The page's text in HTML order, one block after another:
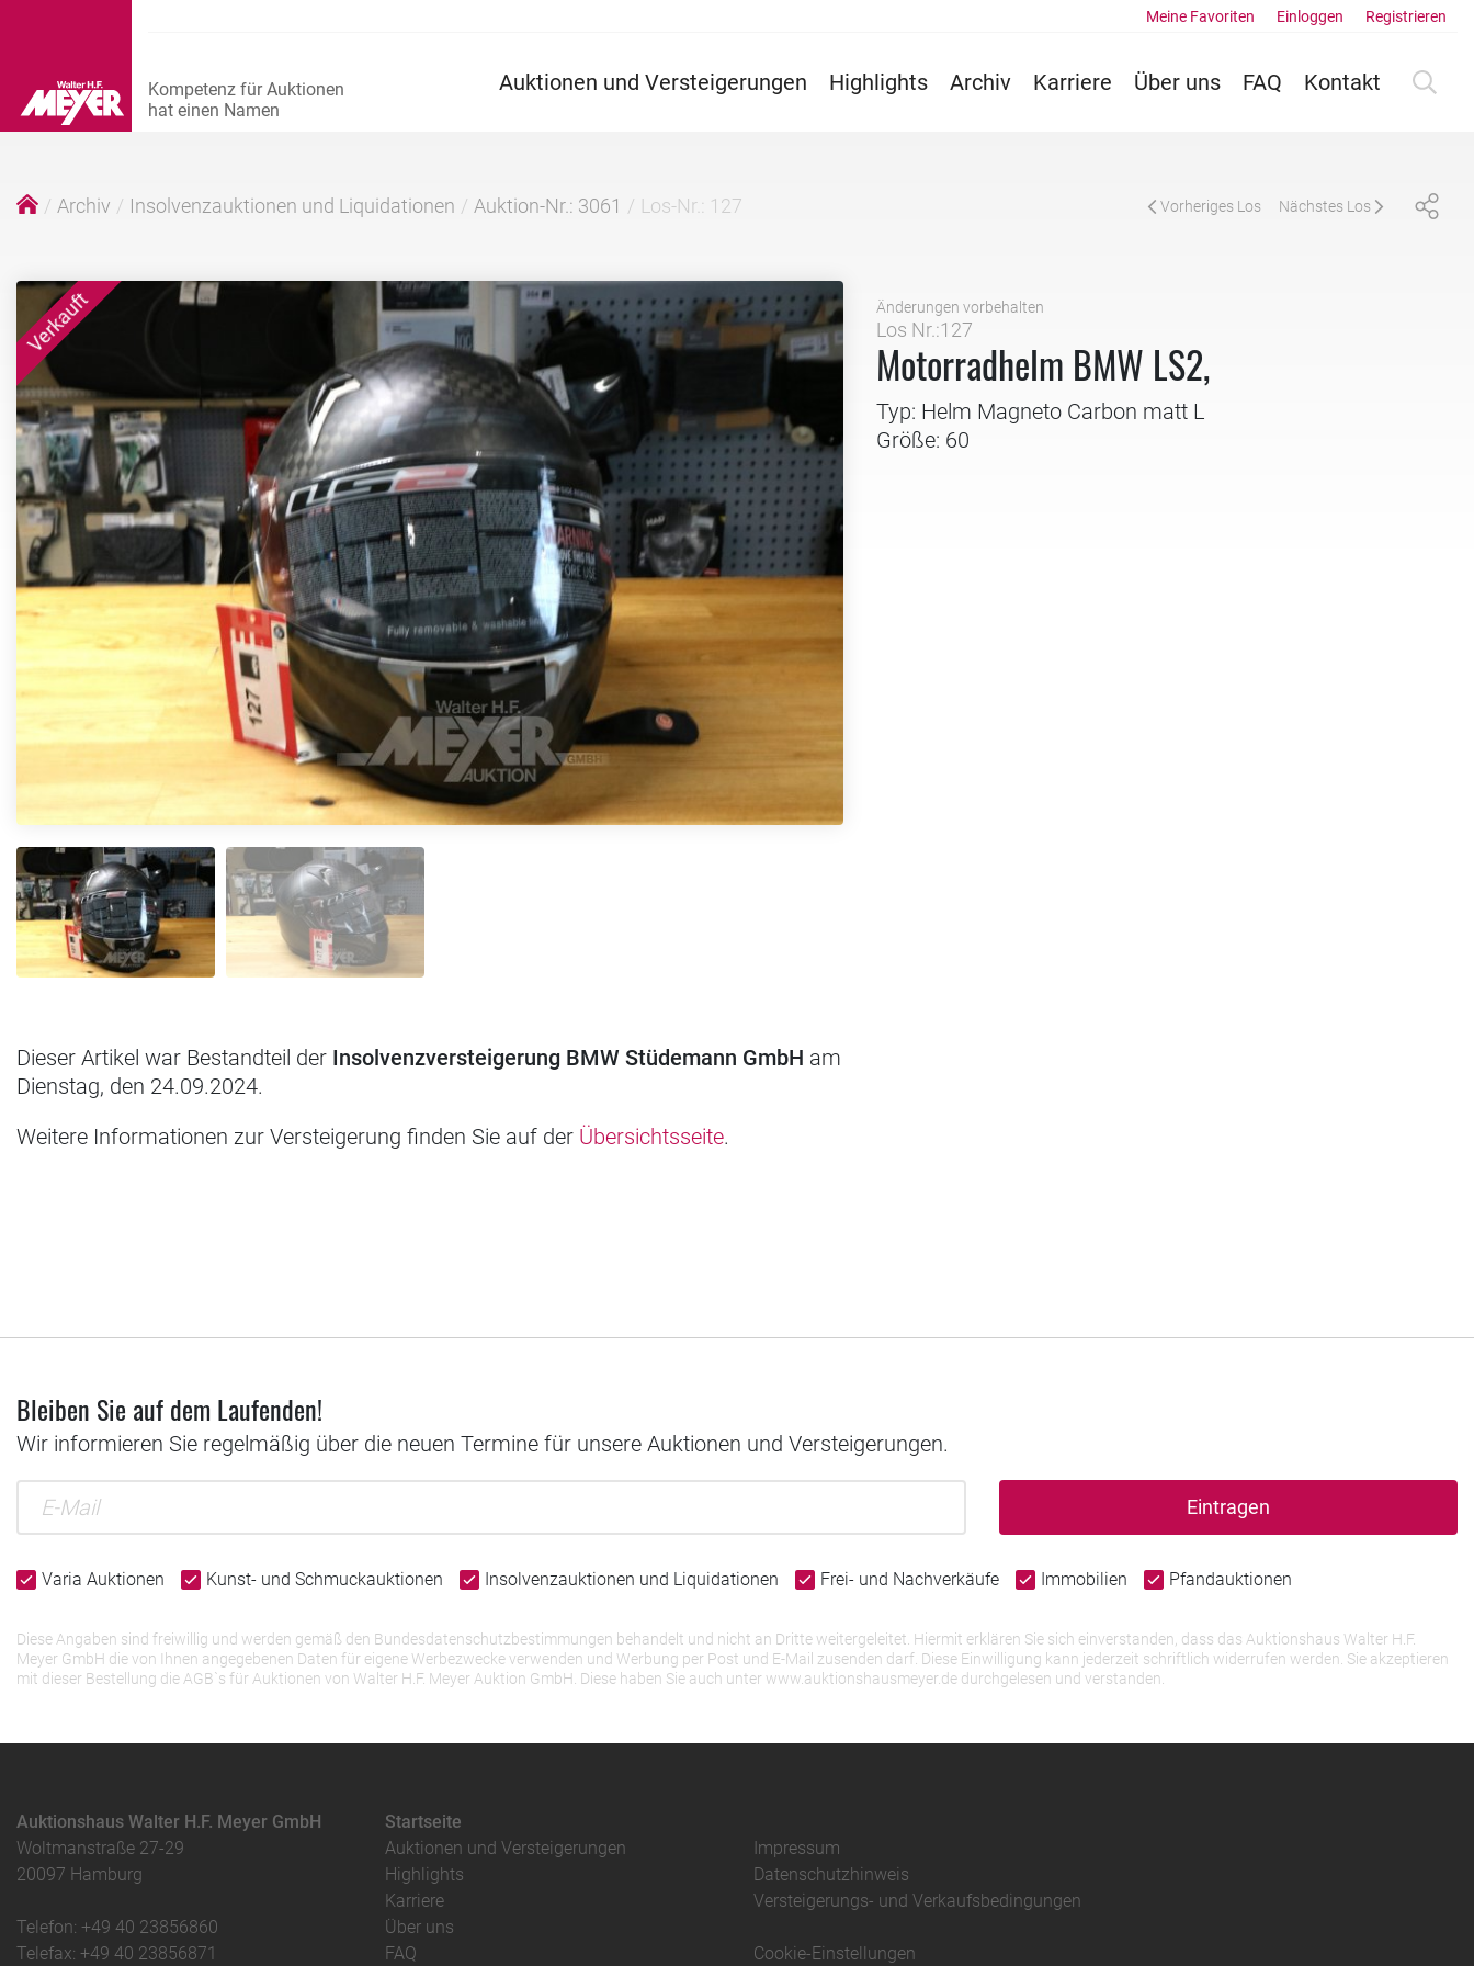
Auktionen und Versteigerungen Highlights Archiv Karriere Über uns FAQ Kontakt
Meine Favoriten Einloggen Registrieren
Archiv Insolvenzauktionen und Liquidationen Auktion-Nr.: 3061 Los-Nr.: 127 Vorheriges Los Nächstes Los
Änderungen vorbehalten
Los Nr.:127
Motorradhelm BMW LS2,
Typ: Helm Magneto Carbon matt L
Größe: 60
Dieser Artikel war Bestandteil der Insolvenzversteigerung BMW Stüdemann GmbH am
Dienstag, den 24.09.2024.
Weitere Informationen zur Versteigerung finden Sie auf der Übersichtsseite.
Bleiben Sie auf dem Laufenden!
Wir informieren Sie regelmäßig über die neuen Termine für unsere Auktionen und Versteigerungen.
Eintragen
Varia Auktionen Kunst- und Schmuckauktionen Insolvenzauktionen und Liquidationen Frei- und Nachverkäufe Immobilien Pfandauktionen
Diese Angaben sind freiwillig und werden gemäß den Bundesdatenschutzbestimmungen behandelt und nicht an Dritte weitergeleitet. Hiermit erklären Sie sich einverstanden, dass das Auktionshaus Walter H.F.
Meyer GmbH die von Ihnen angegebenen Daten für eigene Werbezwecke verwenden und Werbung per Post und E-Mail zusenden darf. Diese Einwilligung kann jederzeit schriftlich widerrufen werden. Sie akzeptieren
mit dieser Bestellung die AGB`s für Auktionen von Walter H.F. Meyer Auktion GmbH. Diese haben Sie auch unter www.auktionshausmeyer.de durchgelesen und verstanden.
Auktionshaus Walter H.F. Meyer GmbH
Woltmanstraße 27-29
20097 Hamburg
Telefon: +49 40 23856860
Telefax: +49 40 23856871
Startseite
Auktionen und Versteigerungen
Highlights
Karriere
Über uns
FAQ
Impressum
Datenschutzhinweis
Versteigerungs- und Verkaufsbedingungen
Cookie-Einstellungen